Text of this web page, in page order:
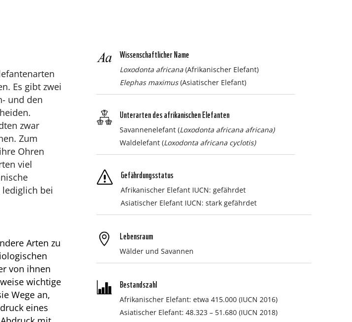
Es gibt zwei
und den
zwar
Zum
Ohren
viel
lediglich bei
Arten zu
von ihnen
wichtige
Wege an,
eines
Wissenschaftlicher Name
Loxodonta africana (Afrikanischer Elefant)
Elephas maximus(Asiatischer Elefant)
Unterarten des afrikanischen Elefanten
Savannenelefant (Loxodonta africana africana)
Waldelefant (Loxodonta africana cyclotis)
s Gefährdungsstatus
Afrikanischer Elefant IUCN: gefährdet
Asiatischer Elefant IUCN: stark gefährdet
Lebensraum
Wälder und Savannen
Bestandszahl
Afrikanischer Elefant: etwa 415.000 (IUCN 2016)
Asiatischer Elefant: 48.323 – 51.680 (IUCN 2018)